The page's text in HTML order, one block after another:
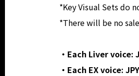
*Key Visual Sets do
*There will be no
・Each Liver voice:
・Each EX voice: